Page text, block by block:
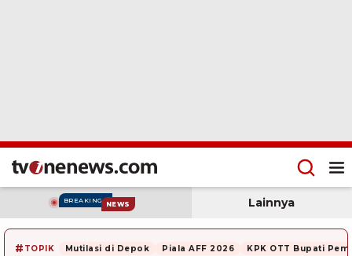
BREAKING NEWS Lainnya
# TOPIK Mutilasi di Depok Piala AFF 2026 KPK OTT Bupati